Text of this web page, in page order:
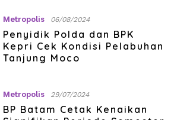
Metropolis 06/08/2024
Penyidik Polda dan BPK
Kepri Cek Kondisi Pelabuhan
Tanjung Moco
Metropolis 29/07/2024
BP Batam Cetak Kenaikan